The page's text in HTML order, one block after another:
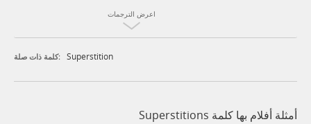
اعرض الترجمات
كلمة ذات صلة: Superstition
أمثلة أفلام بها كلمة Superstitions